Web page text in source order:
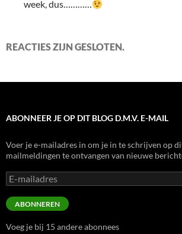
week, dus…………
REACTIES ZIJN GESLOTEN.
ABONNEER JE OP DIT BLOG D.M.V. E-MAIL
Voer je e-mailadres in om je in te schrijven op
mailmeldingen te ontvangen van nieuwe
E-
mailadres
ABONNEREN
Voeg je bij 15 andere abonnees